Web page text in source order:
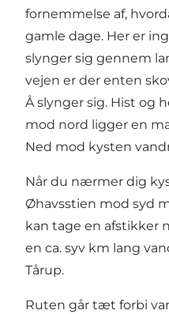
fornemmelse af,
gamle dage. Her er
slynger sig gennem
vejen er der enten
Å slynger sig. Hist og
mod nord ligger en
Ned mod kysten
Når du nærmer dig
Øhavsstien mod syd
kan tage en afstikker
en ca. syv km lang
Tårup.
Ruten går tæt forbi